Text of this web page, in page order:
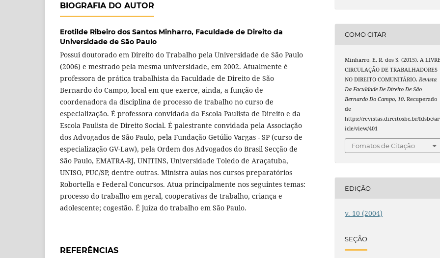
BIOGRAFIA DO AUTOR
Erotilde Ribeiro dos Santos Minharro, Faculdade de Direito da
Universidade de São Paulo
Possui doutorado em Direito do Trabalho pela Universidade de São Paulo
(2006) e mestrado pela mesma universidade, em 2002. Atualmente é
professora de prática trabalhista da Faculdade de Direito de São
Bernardo do Campo, local em que exerce, ainda, a função de
coordenadora da disciplina de processo de trabalho no curso de
especialização. É professora convidada da Escola Paulista de Direito e da
Escola Paulista de Direito Social. É palestrante convidada pela Associação
dos Advogados de São Paulo, pela Fundação Getúlio Vargas - SP (curso de
especialização GV-Law), pela Ordem dos Advogados do Brasil Secção de
São Paulo, EMATRA-RJ, UNITINS, Universidade Toledo de Araçatuba,
UNISO, PUC/SP, dentre outras. Ministra aulas nos cursos preparatórios
Robortella e Federal Concursos. Atua principalmente nos seguintes temas:
processo do trabalho em geral, cooperativas de trabalho, criança e
adolescente; cogestão. É juíza do trabalho em São Paulo.
REFERÊNCIAS
COMO CITAR
Minharro, E. R. dos S. (2015). A
CIRCULAÇÃO DE TRABALHADORES
NO DIREITO COMUNITÁRIO.Revista
Da Faculdade De Direito De São
Bernardo Do Campo,10. Recuperado
de
https://revistas.direitosbc.br/fdsbc/
icle/view/401
Fomatos de Citação
EDIÇÃO
v. 10 (2004)
SEÇÃO